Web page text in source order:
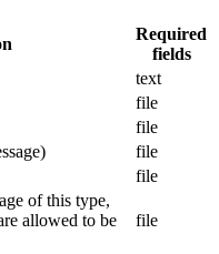
Required
fields
text
file
file
file
file
of this type,
allowed to be
file